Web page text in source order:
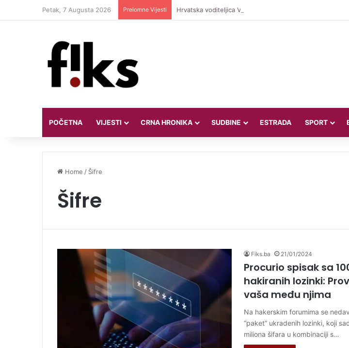
Petak, 7 Augusta 2026 Prelomne Vijesti Hrvatska voditeljica Valentina Miletić koju porede s
POČETNA VIJESTI CRNA HRONIKA SUDBINE ESTRADA SPORT
Home / Šifre
Šifre
Fiks.ba 21/01/2024
Procurio spisak sa
hakiranih lozinki:
vaša među njima
Na hakerskim forumima se
“paket” ukradenih lozinki, koji
miliona šifara u kombinaciji s…